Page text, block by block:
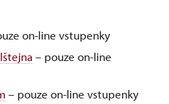
on-line vstupenky
– pouze on-line
– pouze on-line vstupenky